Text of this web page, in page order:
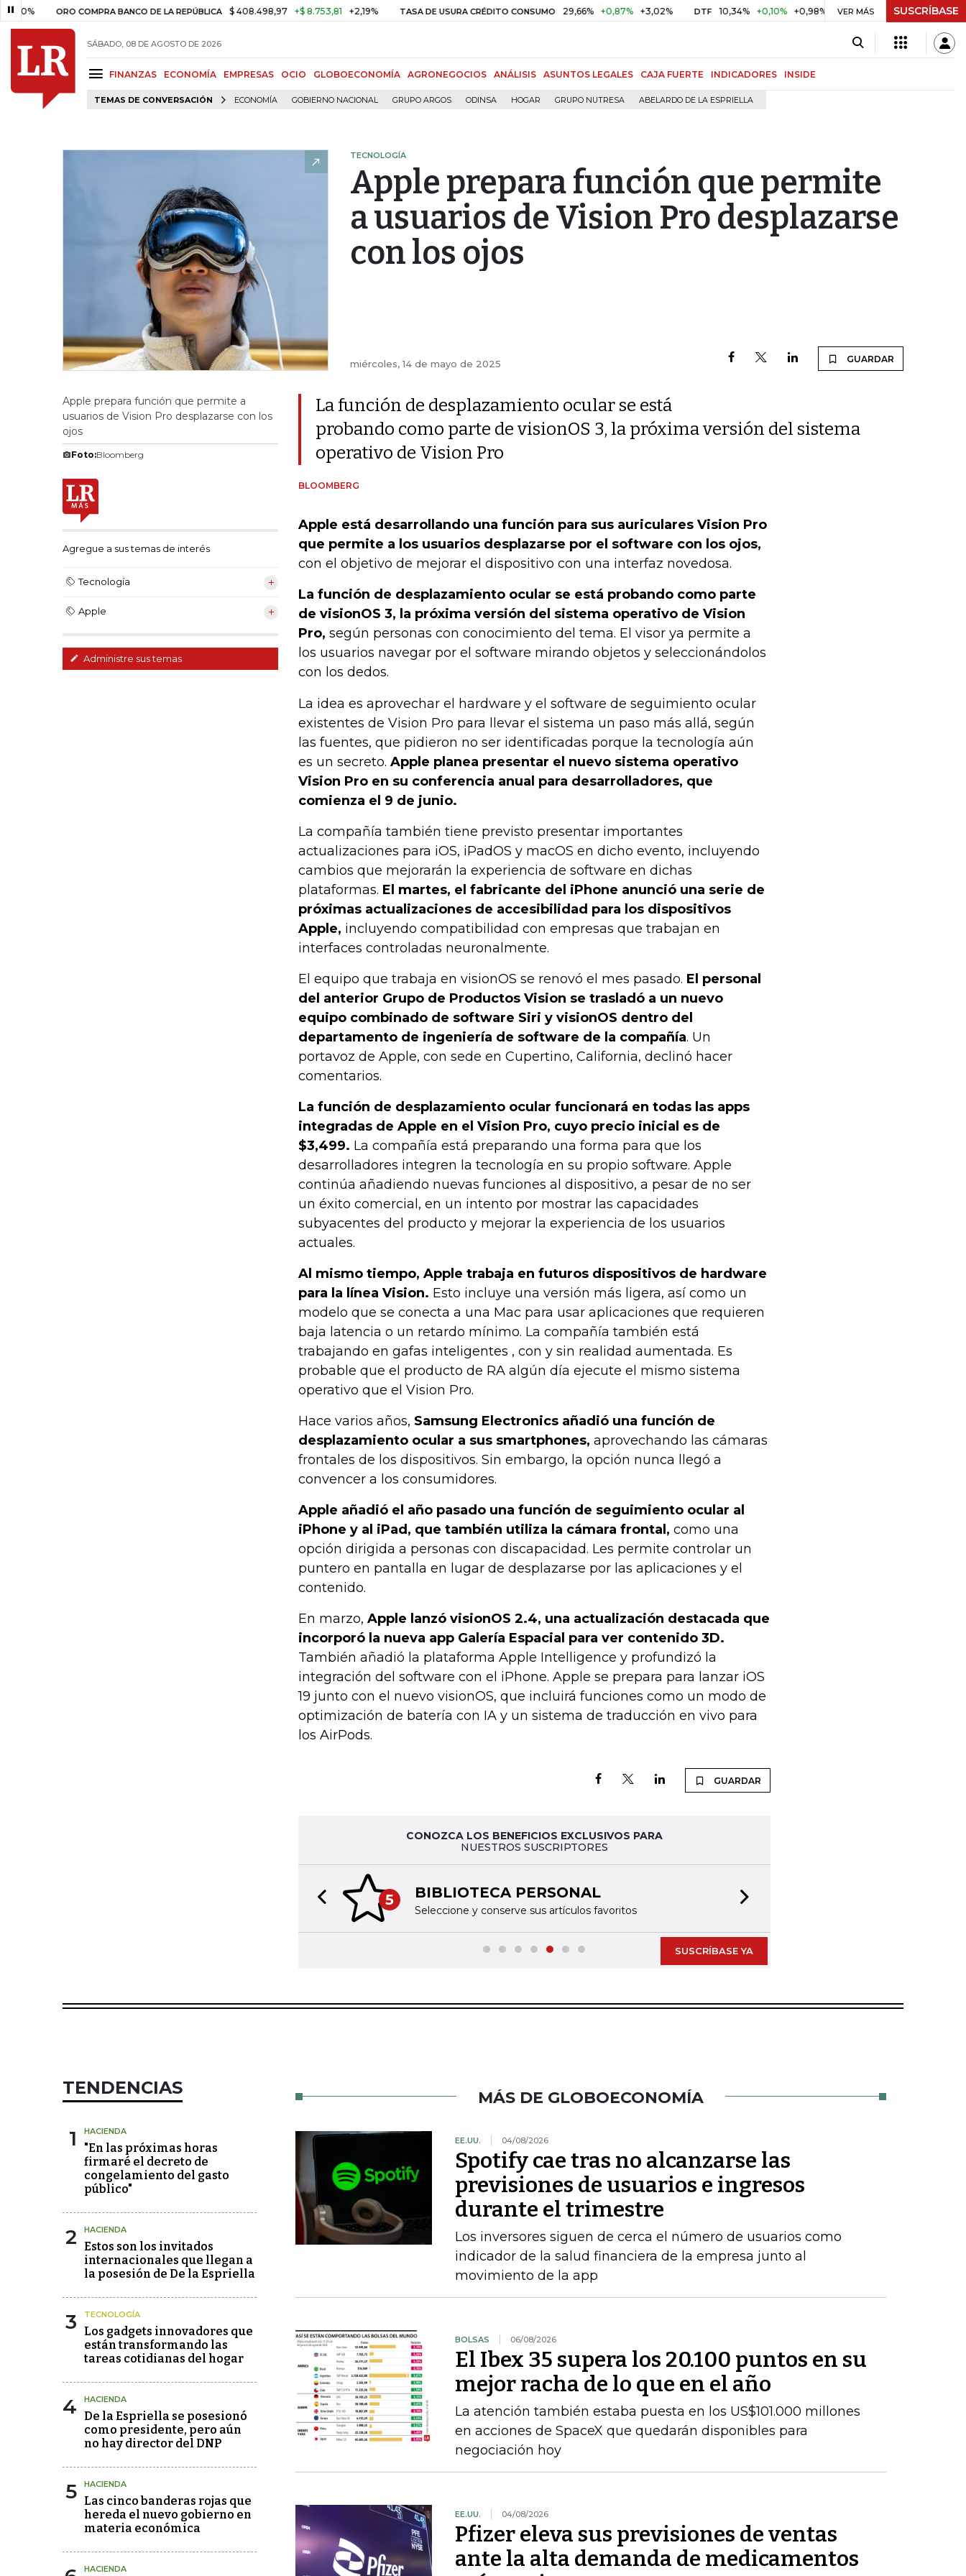
ORO COMPRA BANCO DE LA REPÚBLICA $ 408.498,97 +$ 8.753,81 +2,19% TASA DE USURA CRÉDITO CONSUMO 29,66% +0,87% +3,02% DTF 10,34% +0,10% +0,98% UVR $ 416,96 +$ 0,05 +0,01%
VER MÁS SUSCRÍBASE
SÁBADO, 08 DE AGOSTO DE 2026
FINANZAS ECONOMÍA EMPRESAS OCIO GLOBOECONOMÍA AGRONEGOCIOS ANÁLISIS ASUNTOS LEGALES CAJA FUERTE INDICADORES INSIDE
TEMAS DE CONVERSACIÓN ECONOMÍA GOBIERNO NACIONAL GRUPO ARGOS ODINSA HOGAR GRUPO NUTRESA ABELARDO DE LA ESPRIELLA
TECNOLOGÍA
Apple prepara función que permite
a usuarios de Vision Pro desplazarse
con los ojos
miércoles, 14 de mayo de 2025 GUARDAR
Apple prepara función que permite a
usuarios de Vision Pro desplazarse con los
ojos
Foto:Bloomberg
Agregue a sus temas de interés
Tecnología
Apple
Administre sus temas
La función de desplazamiento ocular se está
probando como parte de visionOS 3, la próxima versión del sistema
operativo de Vision Pro
BLOOMBERG
Apple está desarrollando una función para sus auriculares Vision Pro
que permite a los usuarios desplazarse por el software con los ojos,
con el objetivo de mejorar el dispositivo con una interfaz novedosa.
La función de desplazamiento ocular se está probando como parte
de visionOS 3, la próxima versión del sistema operativo de Vision
Pro, según personas con conocimiento del tema. El visor ya permite a
los usuarios navegar por el software mirando objetos y seleccionándolos
con los dedos.
La idea es aprovechar el hardware y el software de seguimiento ocular
existentes de Vision Pro para llevar el sistema un paso más allá, según
las fuentes, que pidieron no ser identificadas porque la tecnología aún
es un secreto. Apple planea presentar el nuevo sistema operativo
Vision Pro en su conferencia anual para desarrolladores, que
comienza el 9 de junio.
La compañía también tiene previsto presentar importantes
actualizaciones para iOS, iPadOS y macOS en dicho evento, incluyendo
cambios que mejorarán la experiencia de software en dichas
plataformas. El martes, el fabricante del iPhone anunció una serie de
próximas actualizaciones de accesibilidad para los dispositivos
Apple, incluyendo compatibilidad con empresas que trabajan en
interfaces controladas neuronalmente.
El equipo que trabaja en visionOS se renovó el mes pasado. El personal
del anterior Grupo de Productos Vision se trasladó a un nuevo
equipo combinado de software Siri y visionOS dentro del
departamento de ingeniería de software de la compañía. Un
portavoz de Apple, con sede en Cupertino, California, declinó hacer
comentarios.
La función de desplazamiento ocular funcionará en todas las apps
integradas de Apple en el Vision Pro, cuyo precio inicial es de
$3,499. La compañía está preparando una forma para que los
desarrolladores integren la tecnología en su propio software. Apple
continúa añadiendo nuevas funciones al dispositivo, a pesar de no ser
un éxito comercial, en un intento por mostrar las capacidades
subyacentes del producto y mejorar la experiencia de los usuarios
actuales.
Al mismo tiempo, Apple trabaja en futuros dispositivos de hardware
para la línea Vision. Esto incluye una versión más ligera, así como un
modelo que se conecta a una Mac para usar aplicaciones que requieren
baja latencia o un retardo mínimo. La compañía también está
trabajando en gafas inteligentes , con y sin realidad aumentada. Es
probable que el producto de RA algún día ejecute el mismo sistema
operativo que el Vision Pro.
Hace varios años, Samsung Electronics añadió una función de
desplazamiento ocular a sus smartphones, aprovechando las cámaras
frontales de los dispositivos. Sin embargo, la opción nunca llegó a
convencer a los consumidores.
Apple añadió el año pasado una función de seguimiento ocular al
iPhone y al iPad, que también utiliza la cámara frontal, como una
opción dirigida a personas con discapacidad. Les permite controlar un
puntero en pantalla en lugar de desplazarse por las aplicaciones y el
contenido.
En marzo, Apple lanzó visionOS 2.4, una actualización destacada que
incorporó la nueva app Galería Espacial para ver contenido 3D.
También añadió la plataforma Apple Intelligence y profundizó la
integración del software con el iPhone. Apple se prepara para lanzar iOS
19 junto con el nuevo visionOS, que incluirá funciones como un modo de
optimización de batería con IA y un sistema de traducción en vivo para
los AirPods.
GUARDAR
CONOZCA LOS BENEFICIOS EXCLUSIVOS PARA
NUESTROS SUSCRIPTORES
5 BIBLIOTECA PERSONAL
Seleccione y conserve sus artículos favoritos
Previous slide
SUSCRÍBASE YA
TENDENCIAS
1 HACIENDA
"En las próximas horas
firmaré el decreto de
congelamiento del gasto
público"
2 HACIENDA
Estos son los invitados
internacionales que llegan a
la posesión de De la Espriella
3 TECNOLOGÍA
Los gadgets innovadores que
están transformando las
tareas cotidianas del hogar
4 HACIENDA
De la Espriella se posesionó
como presidente, pero aún
no hay director del DNP
5 HACIENDA
Las cinco banderas rojas que
hereda el nuevo gobierno en
materia económica
HACIENDA
MÁS DE GLOBOECONOMÍA
EE.UU. 04/08/2026
Spotify cae tras no alcanzarse las
previsiones de usuarios e ingresos
durante el trimestre
Los inversores siguen de cerca el número de usuarios como
indicador de la salud financiera de la empresa junto al
movimiento de la app
BOLSAS 06/08/2026
El Ibex 35 supera los 20.100 puntos en su
mejor racha de lo que en el año
La atención también estaba puesta en los US$101.000 millones
en acciones de SpaceX que quedarán disponibles para
negociación hoy
EE.UU. 04/08/2026
Pfizer eleva sus previsiones de ventas
ante la alta demanda de medicamentos